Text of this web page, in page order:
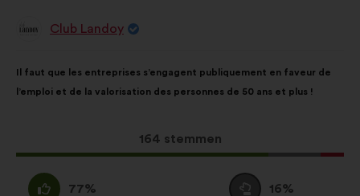
VoorstelClub Landoy
van
het
Il faut que les entreprises s’engagent publiquement en faveur de
l’emploi et de la valorisation des personnes de 50 ans et plus !
Dit
voorstel
164 stemmen
de
volgende
Mee
77%
Neutraal16%